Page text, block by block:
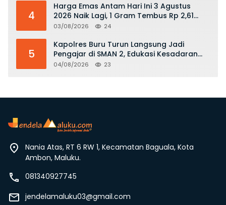
4
Harga Emas Antam Hari Ini 3 Agustus
2026 Naik Lagi, 1 Gram Tembus Rp 2,61
Juta
03/08/2026 24
5
Kapolres Buru Turun Langsung Jadi
Pengajar di SMAN 2, Edukasi Kesadaran
Hukum dan Stop Kekerasan
04/08/2026 23
Nania Atas, RT 6 RW 1, Kecamatan Baguala, Kota
Ambon, Maluku.
081340927745
jendelamaluku03@gmail.com